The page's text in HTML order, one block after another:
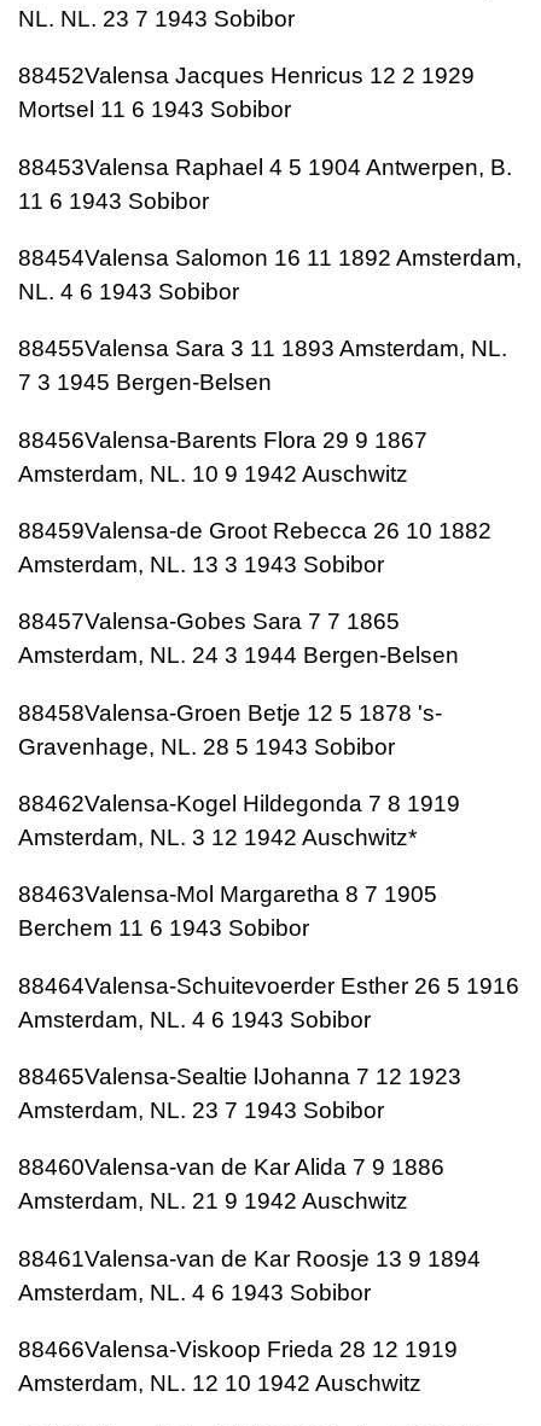
NL. NL. 23 7 1943 Sobibor
88452Valensa Jacques Henricus 12 2 1929
Mortsel 11 6 1943 Sobibor
88453Valensa Raphael 4 5 1904 Antwerpen, B.
11 6 1943 Sobibor
88454Valensa Salomon 16 11 1892 Amsterdam,
NL. 4 6 1943 Sobibor
88455Valensa Sara 3 11 1893 Amsterdam, NL.
7 3 1945 Bergen-Belsen
88456Valensa-Barents Flora 29 9 1867
Amsterdam, NL. 10 9 1942 Auschwitz
88459Valensa-de Groot Rebecca 26 10 1882
Amsterdam, NL. 13 3 1943 Sobibor
88457Valensa-Gobes Sara 7 7 1865
Amsterdam, NL. 24 3 1944 Bergen-Belsen
88458Valensa-Groen Betje 12 5 1878 's-
Gravenhage, NL. 28 5 1943 Sobibor
88462Valensa-Kogel Hildegonda 7 8 1919
Amsterdam, NL. 3 12 1942 Auschwitz*
88463Valensa-Mol Margaretha 8 7 1905
Berchem 11 6 1943 Sobibor
88464Valensa-Schuitevoerder Esther 26 5 1916
Amsterdam, NL. 4 6 1943 Sobibor
88465Valensa-Sealtie lJohanna 7 12 1923
Amsterdam, NL. 23 7 1943 Sobibor
88460Valensa-van de Kar Alida 7 9 1886
Amsterdam, NL. 21 9 1942 Auschwitz
88461Valensa-van de Kar Roosje 13 9 1894
Amsterdam, NL. 4 6 1943 Sobibor
88466Valensa-Viskoop Frieda 28 12 1919
Amsterdam, NL. 12 10 1942 Auschwitz